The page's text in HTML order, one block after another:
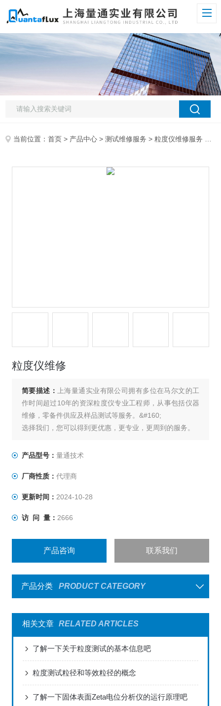
当前位置：首页 > 产品中心 >测试维修服务 >粒度仪维修服务
粒度仪维修
简要描述： 上海量通实业有限公司拥有多位在马尔文的工
作时间超过10年的资深粒度仪专业工程师，从事包括仪器
维修，零备件供应及样品测试等服务。&#160;
选择我们，您可以得到更优惠，更专业，更周到的服务。
产品型号： 量通技术
厂商性质： 代理商
更新时间： 2024-10-28
访 问 量： 2666
产品咨询 联系我们
产品分类 PRODUCT CATEGORY
相关文章 RELATED ARTICLES
了解一下关于粒度测试的基本信息吧
粒度测试粒径和等效粒径的概念
了解一下固体表面Zeta电位分析仪的运行原理吧